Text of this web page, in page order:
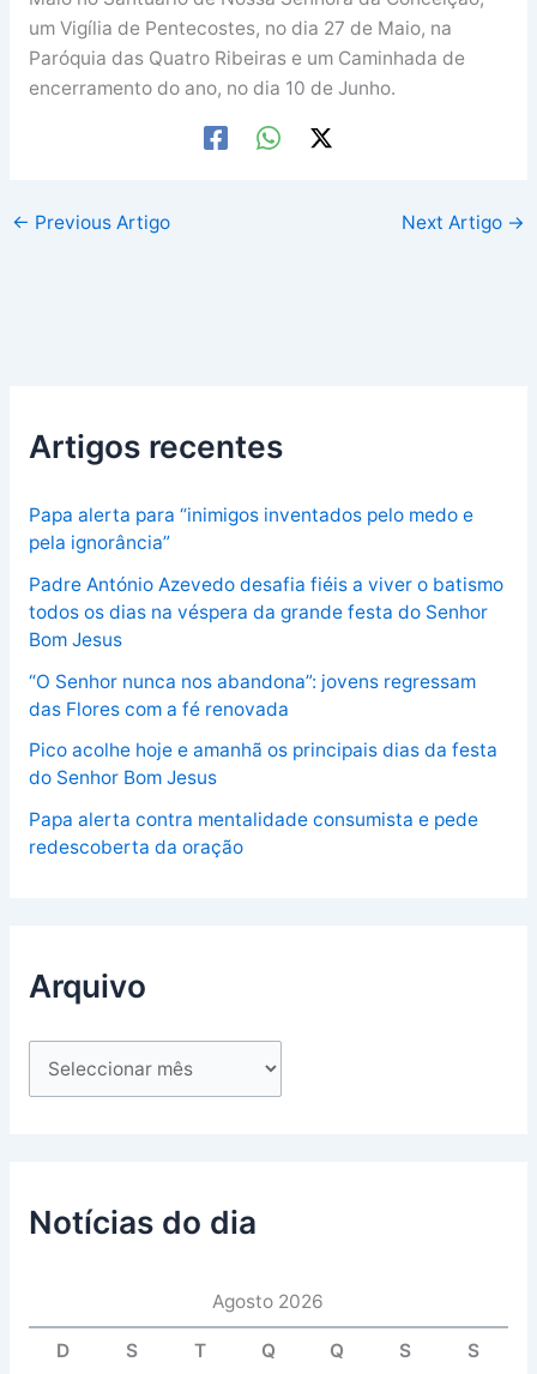
um Vigília de Pentecostes, no dia 27 de Maio, na
Paróquia das Quatro Ribeiras e um Caminhada de
encerramento do ano, no dia 10 de Junho.
← Previous Artigo Next Artigo →
Artigos recentes
Papa alerta para “inimigos inventados pelo medo e
pela ignorância”
Padre António Azevedo desafia fiéis a viver o batismo
todos os dias na véspera da grande festa do Senhor
Bom Jesus
“O Senhor nunca nos abandona”: jovens regressam
das Flores com a fé renovada
Pico acolhe hoje e amanhã os principais dias da festa
do Senhor Bom Jesus
Papa alerta contra mentalidade consumista e pede
redescoberta da oração
Arquivo
Notícias do dia
Agosto 2026
D S T Q Q S S